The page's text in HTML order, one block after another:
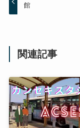
館
関連記事